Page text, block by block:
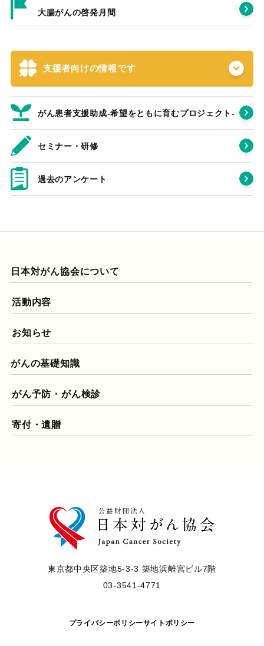
大腸がんの啓発月間
支援者向けの情報です
がん患者支援助成-希望をともに育むプロジェクト‐
セミナー・研修
過去のアンケート
日本対がん協会について
活動内容
お知らせ
がんの基礎知識
がん予防・がん検診
寄付・遺贈
東京都中央区築地5-3-3 築地浜離宮ビル7階
03-3541-4771
プライバシーポリシーサイトポリシー